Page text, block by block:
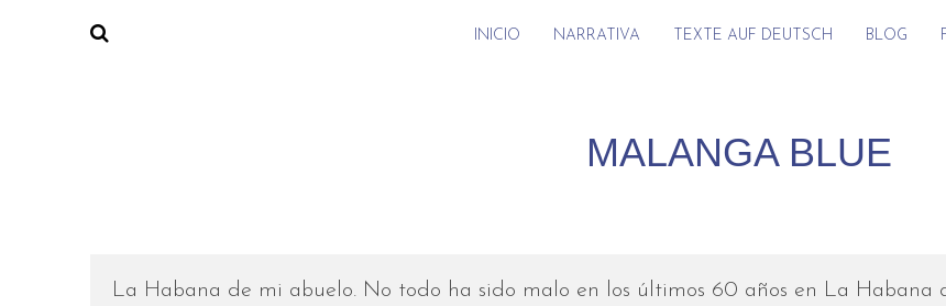
INICIO NARRATIVA TEXTE AUF DEUTSCH BLOG
MALANGA BLUE
La Habana de mi abuelo. No todo ha sido malo en los últimos 60 años en La Habana